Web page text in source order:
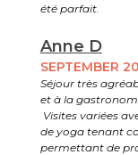
été parfait.
Anne D
SEPTEMBER
Séjour très
et à la
Visites variées
de yoga tenant
permettant de